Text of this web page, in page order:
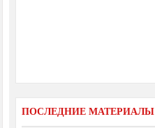
ПОСЛЕДНИЕ МАТЕРИАЛЫ